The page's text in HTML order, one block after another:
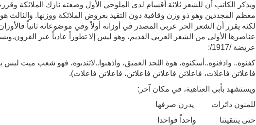
ويذكر الكاتب أن للشعر ثلاثة أقسام لدى الملوحي الأول وضعته نازك الملائكة
معظم المجددين وهو ذو وزن وقافية دون التقيد بعروض الملائكة ووزنها. والثالث هو
لكنه يقرر أن الشعر الحر عربي المصدر في أوزانه أولاً وفي موضوعاته ثانياً
عناصرها الأولى من الشعر العربي القديم، وهو ليس إلا تطوراً عادياً عبر
عريضة /1917/:
كفنوه.. وادفنوه..أسكنوه، هوة اللحد العميق، واذهبوا..لاتندبوه، فهو شعب ميت ليس
فاعلاتن فاعلات، فاعلاتن فاعلاتن فاعلاتن، فاعلاتن فاعلات).
ويستشهد بأبي العتاهية، في مكان آخر:
للمنون دائرات يدرن صرفها
حتى ينتقيننا واحداً فواحدا